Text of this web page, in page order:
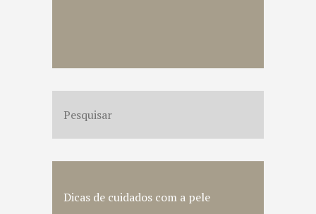
Dicas de cuidados com a pele